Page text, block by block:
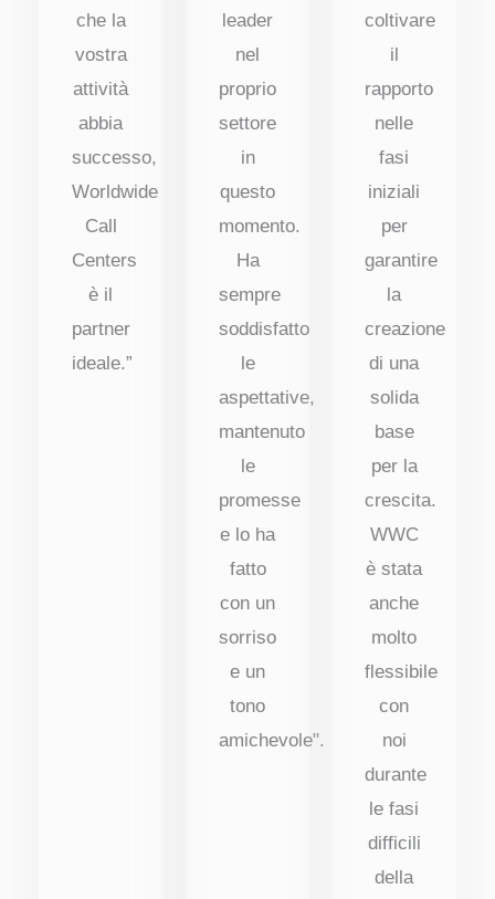
che la
vostra
attività
abbia
successo,
Worldwide
Call
Centers
è il
partner
ideale.”
leader
nel
proprio
settore
in
questo
momento.
Ha
sempre
soddisfatto
le
aspettative,
mantenuto
le
promesse
e lo ha
fatto
con un
sorriso
e un
tono
amichevole".
coltivare
il
rapporto
nelle
fasi
iniziali
per
garantire
la
creazione
di una
solida
base
per la
crescita.
WWC
è stata
anche
molto
flessibile
con
noi
durante
le fasi
difficili
della